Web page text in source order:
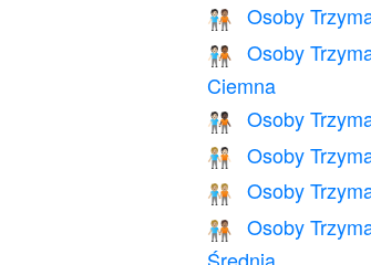
🧑🏻‍🤝‍🧑🏽 Osoby
🧑🏻‍🤝‍🧑🏾
Osoby
Ciemna
🧑🏻‍🤝‍🧑🏿 Osoby
🧑🏼‍🤝‍🧑🏻 Osoby
🧑🏼‍🤝‍🧑🏼 Osoby
🧑🏼‍🤝‍🧑🏽
Osoby